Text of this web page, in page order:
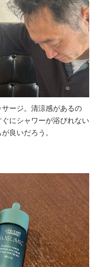
ージ。清涼感があるの
にシャワーが浴びれない
良いだろう。